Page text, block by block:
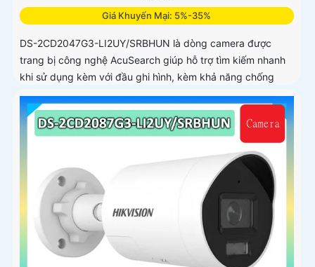
Giá Khuyến Mại: 5%-35%
DS-2CD2047G3-LI2UY/SRBHUN là dòng camera được
trang bị công nghệ AcuSearch giúp hỗ trợ tìm kiếm nhanh
khi sử dụng kèm với đầu ghi hình, kèm khả năng chống
ngược sáng WDR 130dB, trang bị micro kép và loa hỗ trợ
đàm thoại 2 chiều, ống kính 4